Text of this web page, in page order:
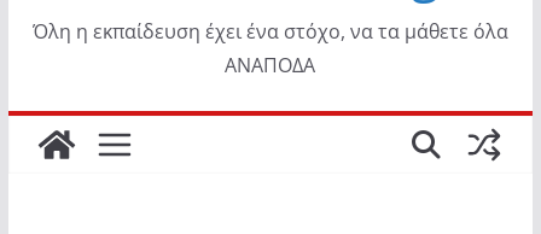
Όλη η εκπαίδευση έχει ένα στόχο, να τα μάθετε όλα
ΑΝΑΠΟΔΑ